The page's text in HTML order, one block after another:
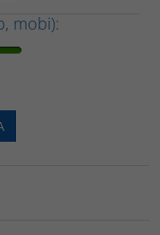
mobi):